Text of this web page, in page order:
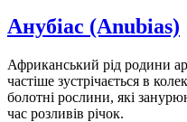
Анубіас (Anubias)
Африканський рід родини
частіше зустрічається в
болотні рослини, які
час розливів річок.